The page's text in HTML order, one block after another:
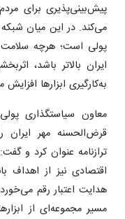
پیش‌بینی‌پذیری برای
می‌کند. در این میان شبکه
پولی است؛ هرچه سلامت
ایران بالاتر باشد،
به‌کارگیری ابزارها افزایش
معاون سیاستگذاری
قرض‌الحسنه مهر ایران
ترازنامه عنوان کرد و
اقتصادی نیز از
هدایت اعتبار رقم
مسیر مجموعه‌ای از